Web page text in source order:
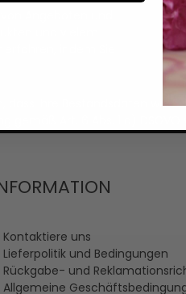
Angeboten und
und vielem
indem Sie
dass Ihre Bestandsdaten
Art. 6 Abs. 1 a) DSGVO
Kontaktiere uns
Lieferpolitik und Bedingungen
Rückgabe- und
Allgemeine